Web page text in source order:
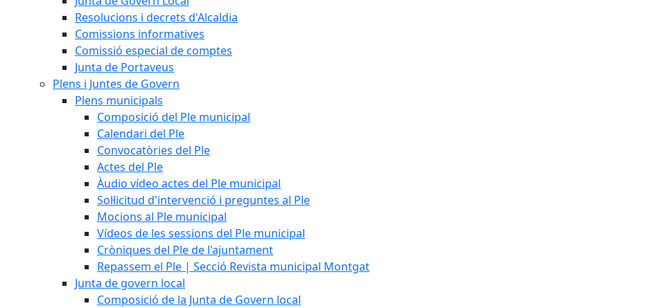
Resolucions i decrets d'Alcaldia
Comissions informatives
Comissió especial de comptes
Junta de Portaveus
Plens i Juntes de Govern
Plens municipals
Composició del Ple municipal
Calendari del Ple
Convocatòries del Ple
Actes del Ple
Àudio vídeo actes del Ple municipal
Sol·licitud d'intervenció i preguntes al Ple
Mocions al Ple municipal
Vídeos de les sessions del Ple municipal
Cròniques del Ple de l'ajuntament
Repassem el Ple | Secció Revista municipal Montgat
Junta de govern local
Composició de la Junta de Govern local